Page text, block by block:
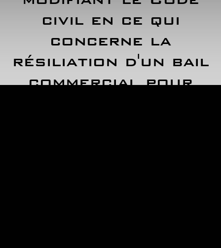
civil en ce qui
concerne la
résiliation d'un bail
commercial pour